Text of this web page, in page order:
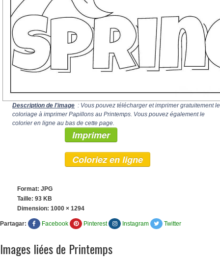
Description de l'image : Vous pouvez télécharger et imprimer gratuitement le
coloriage à imprimer Papillons au Printemps. Vous pouvez également le
colorier en ligne au bas de cette page.
Imprimer
Coloriez en ligne
Format: JPG
Taille: 93 KB
Dimension: 1000 × 1294
Partagar: Facebook Pinterest Instagram Twitter
Images liées de Printemps